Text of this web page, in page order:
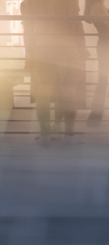
Июнь
Декабрь